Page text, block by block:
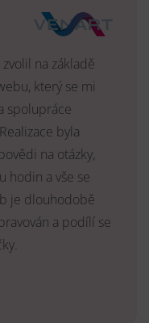
na základě
který se mi
spolupráce
byla
na otázky,
hodin a vše se
je dlouhodobě
a podílí se